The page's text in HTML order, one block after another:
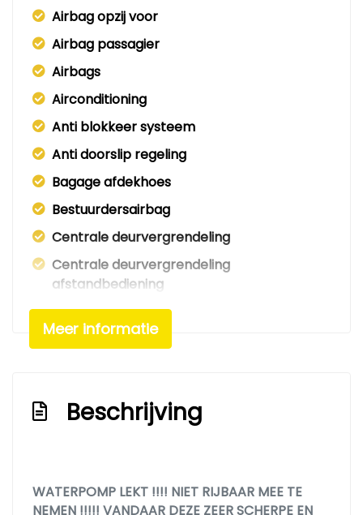
Airbag opzij voor
Airbag passagier
Airbags
Airconditioning
Anti blokkeer systeem
Anti doorslip regeling
Bagage afdekhoes
Bestuurdersairbag
Centrale deurvergrendeling
Centrale deurvergrendeling
afstandbediening
Elek. bedienbare ramen
Elektrisch bedienbare ramen achter
Elektronisch sper differentieel
Hoofd airbag(s) voor
Meer informatie
Beschrijving
WATERPOMP LEKT !!!! NIET RIJBAAR MEE TE
NEMEN !!!!! VANDAAR DEZE ZEER SCHERPE EN